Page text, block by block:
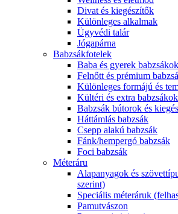
Divat és kiegészítők
Különleges alkalmak
Ügyvédi talár
Jógapárna
Babzsákfotelek
Baba és gyerek babzsákok
Felnőtt és prémium
Különleges formájú és
Kültéri és extra babzsákok
Babzsák bútorok és
Háttámlás babzsák
Csepp alakú babzsák
Fánk/hempergó babzsák
Foci babzsák
Méteráru
Alapanyagok és
szerint)
Speciális méteráruk
Pamutvászon